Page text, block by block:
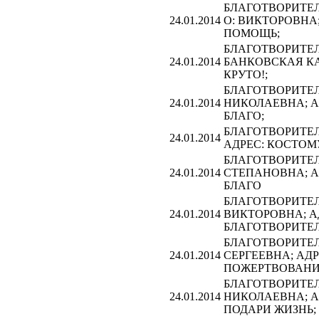
24.01.2014 О:
ПОМОЩЬ;
24.01.2014 БАНКОВСКАЯ
КРУТО!;
24.01.2014 НИКОЛАЕВНА;
БЛАГО;
24.01.2014
АДРЕС:
24.01.2014 СТЕПАНОВНА;
БЛАГО
24.01.2014 ВИКТОРОВНА;
24.01.2014 СЕРГЕЕВНА;
24.01.2014 НИКОЛАЕВНА;
ПОДАРИ ЖИЗНЬ;